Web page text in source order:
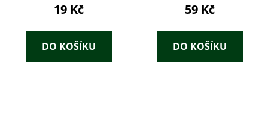
19 Kč
DO KOŠÍKU
59 Kč
DO KOŠÍKU